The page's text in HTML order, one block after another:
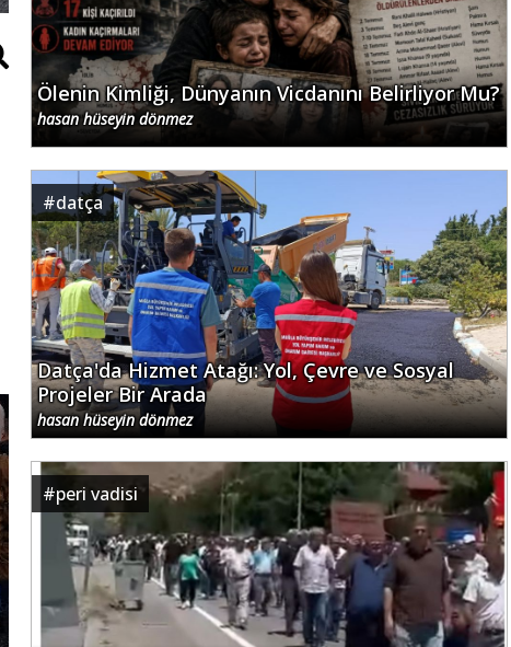
Ölenin Kimliği, Dünyanın Vicdanını Belirliyor Mu?
hasan hüseyin dönmez
#datça
Datça'da Hizmet Atağı: Yol, Çevre ve Sosyal
Projeler Bir Arada
hasan hüseyin dönmez
#peri vadisi